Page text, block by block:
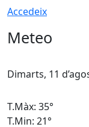
Accedeix
Meteo
Dimarts, 11
T.Màx: 35°
T.Min: 21°